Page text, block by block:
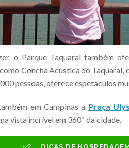
o Parque Taquaral também
Concha Acústica do
pessoas, oferece espetáculos
em Campinas a Praça
vista incrível em 360º da cidade.